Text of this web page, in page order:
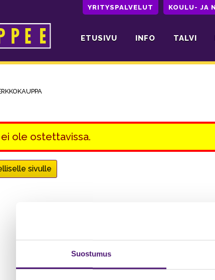
Suostumus
YRITYSPALVELUT KOULU- JA
ETUSIVU INFO TALVI
ole ostettavissa.
sivulle